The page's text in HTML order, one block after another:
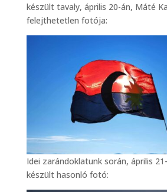
készült tavaly, április 20-án, Máté
felejthetetlen fotója:
Idei zarándoklatunk során, április
készült hasonló fotó: